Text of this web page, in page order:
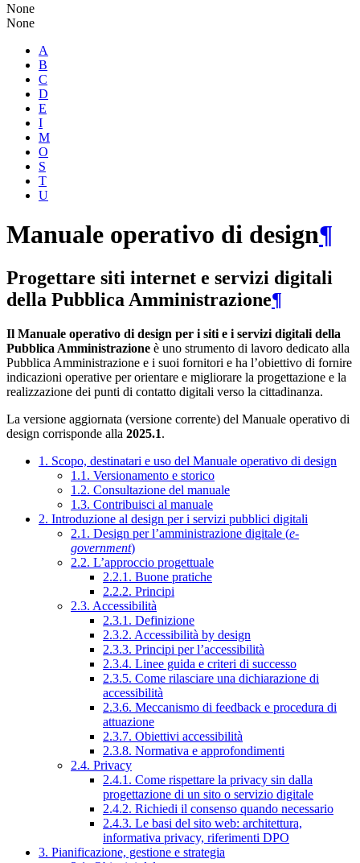
None
None
A
B
C
D
E
I
M
O
S
T
U
Manuale operativo di design¶
Progettare siti internet e servizi digitali
della Pubblica Amministrazione¶
Il Manuale operativo di design per i siti e i servizi digitali della
Pubblica Amministrazione è uno strumento di lavoro dedicato alla
Pubblica Amministrazione e i suoi fornitori e ha l’obiettivo di fornire
indicazioni operative per orientare e migliorare la progettazione e la
realizzazione dei punti di contatto digitali verso la cittadinanza.
La versione aggiornata (versione corrente) del Manuale operativo di
design corrisponde alla 2025.1.
1. Scopo, destinatari e uso del Manuale operativo di design
1.1. Versionamento e storico
1.2. Consultazione del manuale
1.3. Contribuisci al manuale
2. Introduzione al design per i servizi pubblici digitali
2.1. Design per l’amministrazione digitale (e-
government)
2.2. L’approccio progettuale
2.2.1. Buone pratiche
2.2.2. Principi
2.3. Accessibilità
2.3.1. Definizione
2.3.2. Accessibilità by design
2.3.3. Principi per l’accessibilità
2.3.4. Linee guida e criteri di successo
2.3.5. Come rilasciare una dichiarazione di
accessibilità
2.3.6. Meccanismo di feedback e procedura di
attuazione
2.3.7. Obiettivi accessibilità
2.3.8. Normativa e approfondimenti
2.4. Privacy
2.4.1. Come rispettare la privacy sin dalla
progettazione di un sito o servizio digitale
2.4.2. Richiedi il consenso quando necessario
2.4.3. Le basi del sito web: architettura,
informativa privacy, riferimenti DPO
3. Pianificazione, gestione e strategia